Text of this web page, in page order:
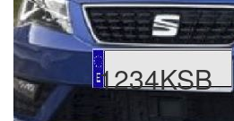
1234KSB